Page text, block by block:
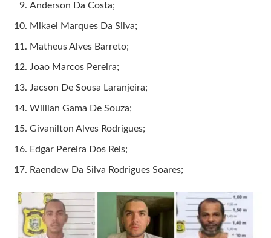
Anderson Da Costa;
Mikael Marques Da Silva;
Matheus Alves Barreto;
Joao Marcos Pereira;
Jacson De Sousa Laranjeira;
Willian Gama De Souza;
Givanilton Alves Rodrigues;
Edgar Pereira Dos Reis;
Raendew Da Silva Rodrigues Soares;